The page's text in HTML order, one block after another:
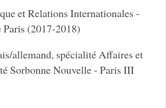
et Relations Internationales -
(2017-2018)
allemand, spécialité Affaires et
Sorbonne Nouvelle - Paris III